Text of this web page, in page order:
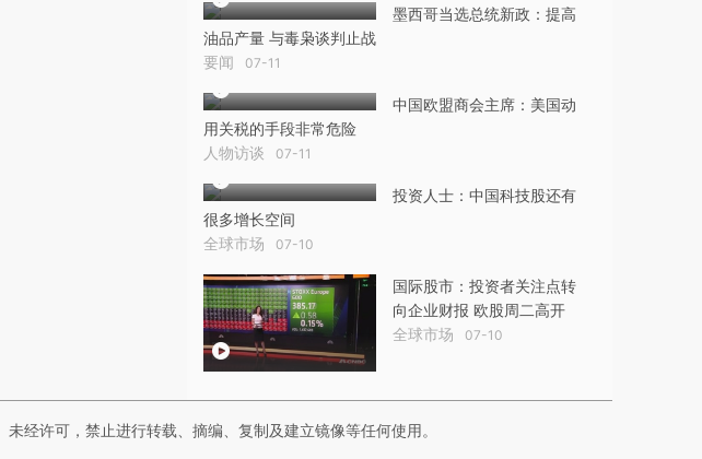
墨西哥当选总统新政：提高
油品产量 与毒枭谈判止战
要闻 07-11
中国欧盟商会主席：美国动
用关税的手段非常危险
人物访谈 07-11
投资人士：中国科技股还有
很多增长空间
全球市场 07-10
国际股市：投资者关注点转
向企业财报 欧股周二高开
全球市场 07-10
经许可，禁止进行转载、摘编、复制及建立镜像等任何使用。